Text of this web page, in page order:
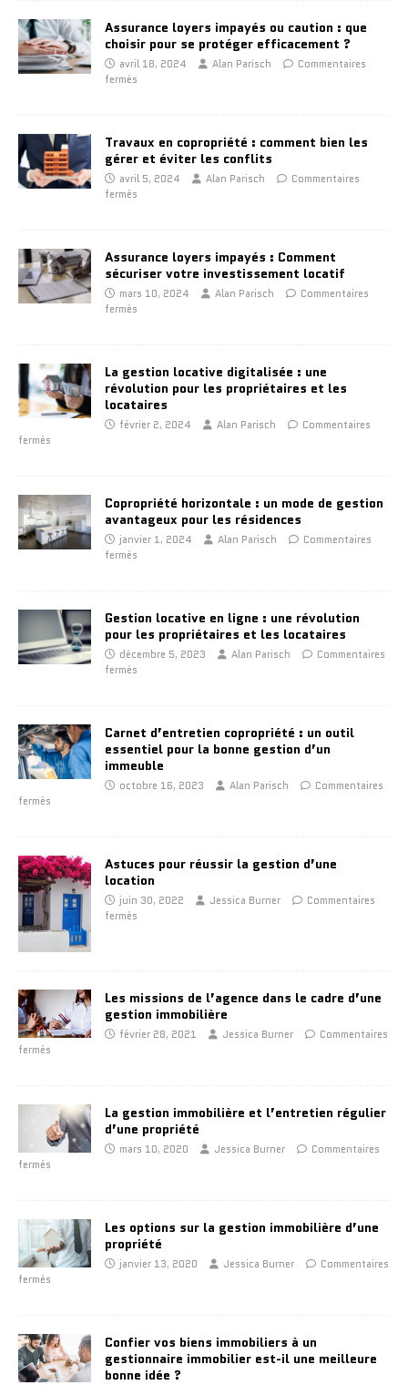
Assurance loyers impayés ou caution : que
choisir pour se protéger efficacement ?
avril 18, 2024 Alan Parisch
Commentaires
fermés
Travaux en copropriété : comment bien les
gérer et éviter les conflits
avril 5, 2024 Alan Parisch
Commentaires
fermés
Assurance loyers impayés : Comment
sécuriser votre investissement locatif
mars 10, 2024 Alan Parisch
Commentaires
fermés
La gestion locative digitalisée : une
révolution pour les propriétaires et les
locataires
février 2, 2024 Alan Parisch
Commentaires
fermés
Copropriété horizontale : un mode de gestion
avantageux pour les résidences
janvier 1, 2024 Alan Parisch
Commentaires
fermés
Gestion locative en ligne : une révolution
pour les propriétaires et les locataires
décembre 5, 2023 Alan Parisch
Commentaires
fermés
Carnet d’entretien copropriété : un outil
essentiel pour la bonne gestion d’un
immeuble
octobre 16, 2023 Alan Parisch
Commentaires
fermés
Astuces pour réussir la gestion d’une
location
juin 30, 2022 Jessica Burner
Commentaires
fermés
Les missions de l’agence dans le cadre d’une
gestion immobilière
février 28, 2021 Jessica Burner
Commentaires
fermés
La gestion immobilière et l’entretien régulier
d’une propriété
mars 10, 2020 Jessica Burner
Commentaires
fermés
Les options sur la gestion immobilière d’une
propriété
janvier 13, 2020 Jessica Burner
Commentaires
fermés
Confier vos biens immobiliers à un
gestionnaire immobilier est-il une meilleure
bonne idée ?